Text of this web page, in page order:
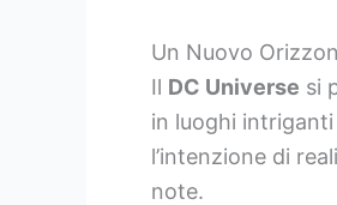
Un Nuovo
Il DC Universe si
in luoghi
l’intenzione di
note.